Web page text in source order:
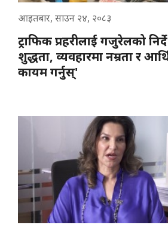
आइतबार, साउन २४, २०८३
ट्राफिक प्रहरीलाई गजुरेलको
शुद्धता, व्यवहारमा नम्रता र
कायम गर्नुस्'